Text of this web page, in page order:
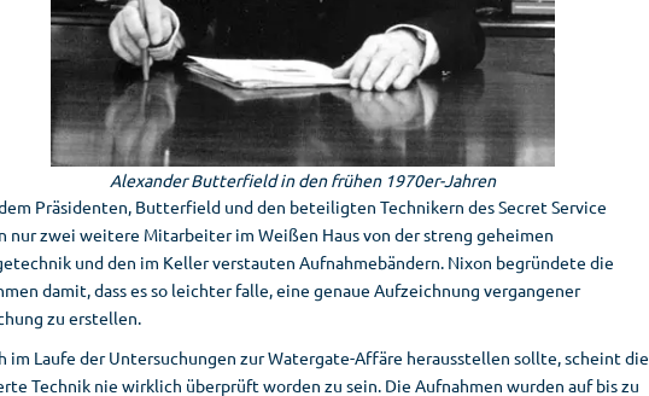
Alexander Butterfield in den frühen 1970er-Jahren
Präsidenten, Butterfield und den beteiligten Technikern des Secret Service
nur zwei weitere Mitarbeiter im Weißen Haus von der streng geheimen
und den im Keller verstauten Aufnahmebändern. Nixon begründete die
damit, dass es so leichter falle, eine genaue Aufzeichnung vergangener
zu erstellen.
im Laufe der Untersuchungen zur Watergate-Affäre herausstellen sollte, scheint die
Technik nie wirklich überprüft worden zu sein. Die Aufnahmen wurden auf bis zu